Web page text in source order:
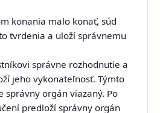
konania malo konať, súd
tvrdenia a uloží správnemu
správne rozhodnutie a
jeho vykonateľnosť. Týmto
správny orgán viazaný. Po
predloží správny orgán